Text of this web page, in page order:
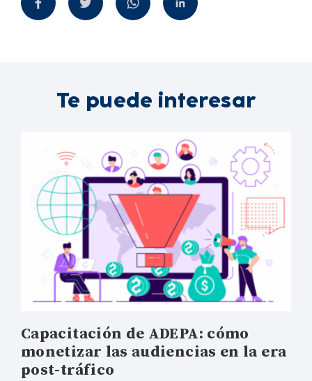
Te puede interesar
Capacitación de ADEPA: cómo
monetizar las audiencias en la era
post-tráfico